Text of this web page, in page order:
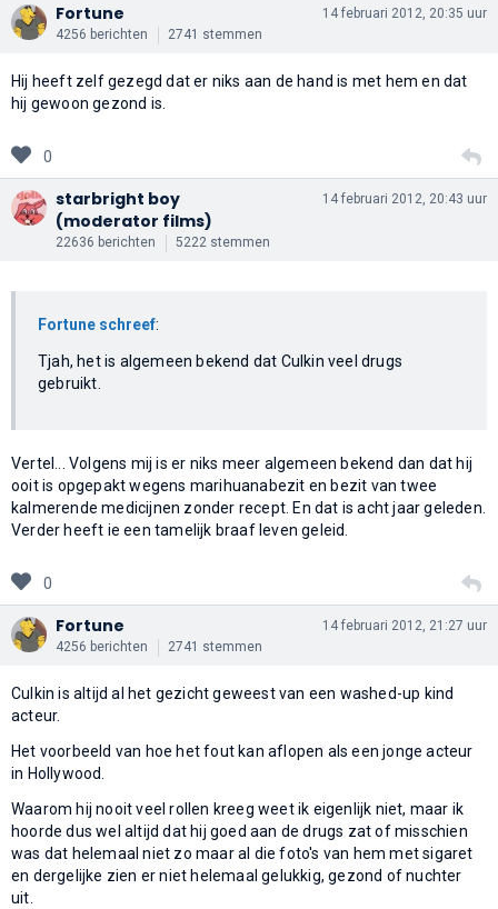
Fortune
4256 berichten 2741 stemmen
14 februari 2012, 20:35 uur
Hij heeft zelf gezegd dat er niks aan de hand is met hem en dat
hij gewoon gezond is.
0
starbright boy
(moderator films)
22636 berichten 5222 stemmen
14 februari 2012, 20:43 uur
Fortune schreef:
Tjah, het is algemeen bekend dat Culkin veel drugs
gebruikt.
Vertel... Volgens mij is er niks meer algemeen bekend dan dat hij
ooit is opgepakt wegens marihuanabezit en bezit van twee
kalmerende medicijnen zonder recept. En dat is acht jaar geleden.
Verder heeft ie een tamelijk braaf leven geleid.
0
Fortune
4256 berichten 2741 stemmen
14 februari 2012, 21:27 uur
Culkin is altijd al het gezicht geweest van een washed-up kind
acteur.
Het voorbeeld van hoe het fout kan aflopen als een jonge acteur
in Hollywood.
Waarom hij nooit veel rollen kreeg weet ik eigenlijk niet, maar ik
hoorde dus wel altijd dat hij goed aan de drugs zat of misschien
was dat helemaal niet zo maar al die foto's van hem met sigaret
en dergelijke zien er niet helemaal gelukkig, gezond of nuchter
uit.